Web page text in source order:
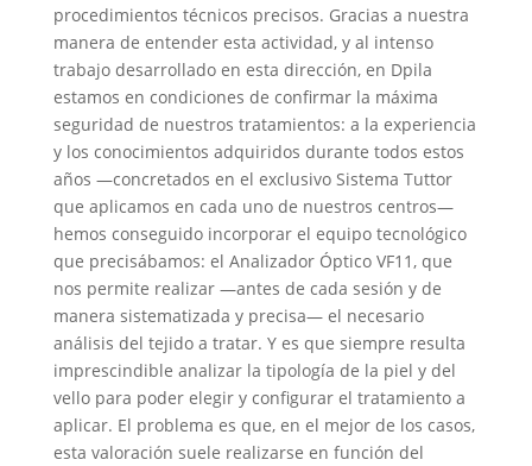
procedimientos técnicos precisos. Gracias a nuestra
manera de entender esta actividad, y al intenso
trabajo desarrollado en esta dirección, en Dpila
estamos en condiciones de confirmar la máxima
seguridad de nuestros tratamientos: a la experiencia
y los conocimientos adquiridos durante todos estos
años —concretados en el exclusivo Sistema Tuttor
que aplicamos en cada uno de nuestros centros—
hemos conseguido incorporar el equipo tecnológico
que precisábamos: el Analizador Óptico VF11, que
nos permite realizar —antes de cada sesión y de
manera sistematizada y precisa— el necesario
análisis del tejido a tratar. Y es que siempre resulta
imprescindible analizar la tipología de la piel y del
vello para poder elegir y configurar el tratamiento a
aplicar. El problema es que, en el mejor de los casos,
esta valoración suele realizarse en función del